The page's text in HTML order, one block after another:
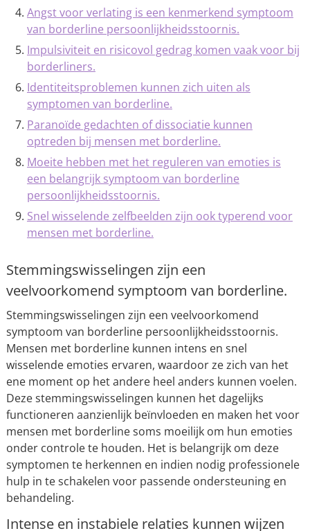
Angst voor verlating is een kenmerkend symptoom
van borderline persoonlijkheidsstoornis.
Impulsiviteit en risicovol gedrag komen vaak voor bij
borderliners.
Identiteitsproblemen kunnen zich uiten als
symptomen van borderline.
Paranoïde gedachten of dissociatie kunnen
optreden bij mensen met borderline.
Moeite hebben met het reguleren van emoties is
een belangrijk symptoom van borderline
persoonlijkheidsstoornis.
Snel wisselende zelfbeelden zijn ook typerend voor
mensen met borderline.
Stemmingswisselingen zijn een
veelvoorkomend symptoom van borderline.
Stemmingswisselingen zijn een veelvoorkomend
symptoom van borderline persoonlijkheidsstoornis.
Mensen met borderline kunnen intens en snel
wisselende emoties ervaren, waardoor ze zich van het
ene moment op het andere heel anders kunnen voelen.
Deze stemmingswisselingen kunnen het dagelijks
functioneren aanzienlijk beïnvloeden en maken het voor
mensen met borderline soms moeilijk om hun emoties
onder controle te houden. Het is belangrijk om deze
symptomen te herkennen en indien nodig professionele
hulp in te schakelen voor passende ondersteuning en
behandeling.
Intense en instabiele relaties kunnen wijzen